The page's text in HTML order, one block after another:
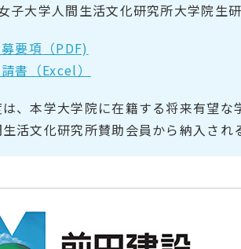
子大学人間生活文化研究所大学院生
要項（PDF)
書（Excel）
、本学大学院に在籍する将来有望な
活文化研究所賛助会員から納入され